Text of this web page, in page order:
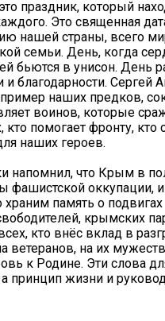
праздник, который
Это священная
нашей страны, всего
семьи. День, когда
бьются в унисон. День
и благодарности. Сергей
пример наших предков,
воинов, которые
кто помогает фронту, кто
наших героев.
напомнил, что Крым в
фашистской оккупации, и
память о подвигах
крымских
кто внёс вклад в
ветеранов, на их
к Родине. Эти слова
принцип жизни и